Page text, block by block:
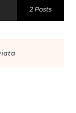
2 Posts